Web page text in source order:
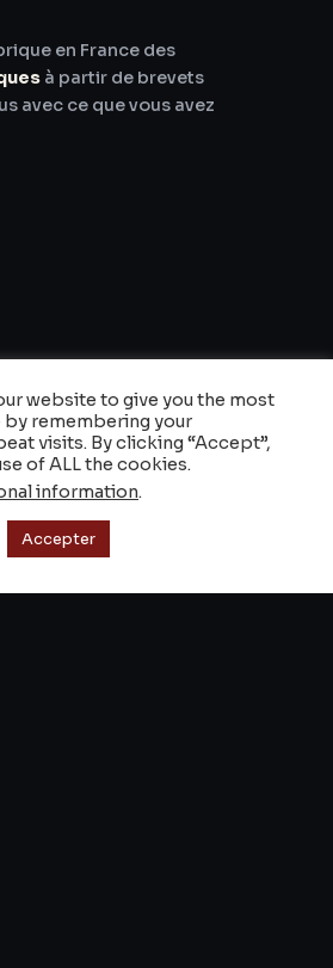
en France des
à partir de brevets
avec ce que vous avez
website to give you the most
remembering your
visits. By clicking “Accept”,
of ALL the cookies.
information.
Accepter